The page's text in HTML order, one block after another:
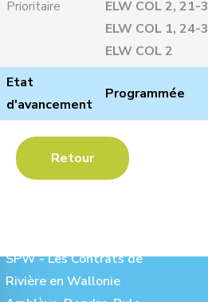
Prioritaire
ELW COL 2, 21-3
ELW COL 1, 24-3
ELW COL 2
Etat
d'avancement
Programmée
Retour
SPW - Les Contrats de
Rivière en Wallonie